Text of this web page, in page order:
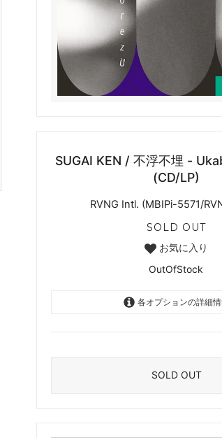
SUGAI KEN / 不浮不埋 -
(CD/LP)
RVNG Intl. (MBIPi-5571/
SOLD OUT
お気に入り
OutOfStock
各オプションの詳細
SOLD OUT